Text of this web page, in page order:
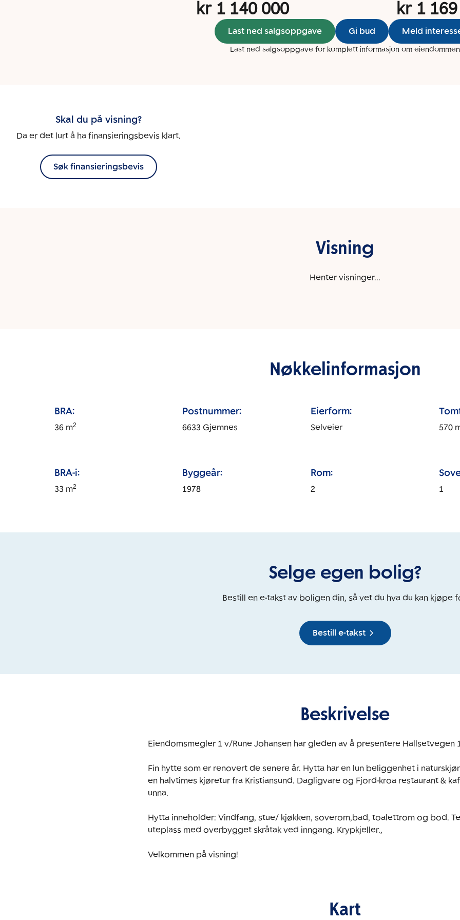
kr 1 140 000 kr 1
Last ned salgsoppgave Gi bud Meld
Last ned salgsoppgave for komplett informasjon om eiendommen
Skal du på visning?
Da er det lurt å ha finansieringsbevis klart.
Søk finansieringsbevis
Visning
Henter visninger...
Nøkkelinformasjon
BRA:
36m2
Postnummer:
6633 Gjemnes
Eierform:
Selveier 570
BRA-i:
33 m2
Byggeår:
1978
Rom:
2 1
Selge egen bolig?
Bestill en e-takst av boligen din, så vet du hva du kan kjøpe
Bestill e-takst
Beskrivelse
Eiendomsmegler 1 v/Rune Johansen har gleden av å presentere Hallsetvegen
Fin hytte som er renovert de senere år. Hytta har en lun beliggenhet i
en halvtimes kjøretur fra Kristiansund. Dagligvare og Fjord-kroa restaurant &
unna.
Hytta inneholder: Vindfang, stue/ kjøkken, soverom,bad, toalettrom og bod.
uteplass med overbygget skråtak ved inngang. Krypkjeller.,
Velkommen på visning!
Kart